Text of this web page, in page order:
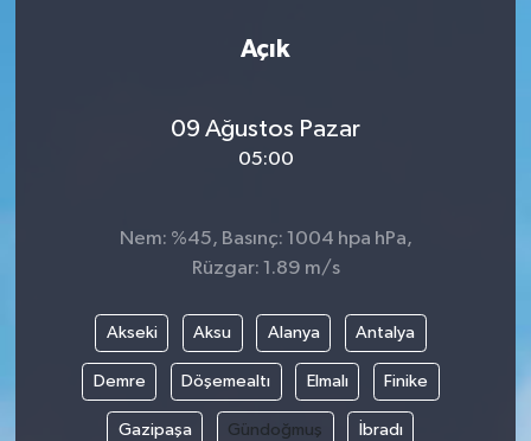
Açık
09 Ağustos Pazar
05:00
Nem: %45, Basınç: 1004 hpa hPa,
Rüzgar: 1.89 m/s
Akseki Aksu Alanya Antalya
Demre Döşemealtı Elmalı Finike
Gazipaşa Gündoğmuş İbradı